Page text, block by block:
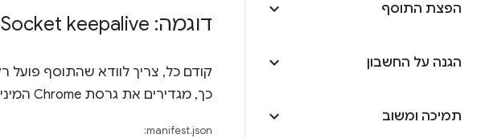
הפצת התוסף
הגנה על החשבון
תמיכה ומשוב
דוגמה: Web Socket keepalive
כך, מגדירים את גרסת Chrome המינימלית ל-116 במניפסט:
manifest.json: